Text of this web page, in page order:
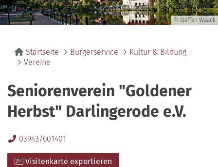
© Steffen Waack
Startseite Bürgerservice
Kultur & Bildung
Vereine
Seniorenverein "Goldener
Herbst" Darlingerode e.V.
03943/601401
Visitenkarte exportieren